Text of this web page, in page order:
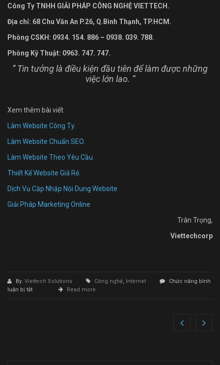
Công Ty TNHH GIẢ I PHÁP CÔNG NGHỆVIETTECH.
Địa chỉ: 68 Chu Văn An P.26, Q.Bình Thạnh, TP.HCM.
Phòng CSKH: 0934. 154. 886 – 0938. 039. 788.
Phòng Kỹ Thuật: 0963. 747. 747.
” Tin tưởng là điều kiện đầu tiên để làm được những
việc lớn lao. “
Xem thêm bài viết.
Làm Website Công Ty.
Làm Website Chuẩn SEO.
Làm Website Theo Yêu Cầu.
Thiết Kế Website Giá Rẻ.
Dịch Vụ Cập Nhập Nội Dung Website
Giải Pháp Marketing Online
Trân Trọng,
Viettechcorp
By: Viettech Solutions Công nghệ, Internet
Chức năng bình
luận bị tắtở
Read more